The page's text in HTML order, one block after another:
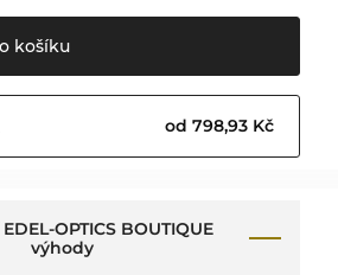
košíku
od 798,93 Kč
OPTICS BOUTIQUE
výhody